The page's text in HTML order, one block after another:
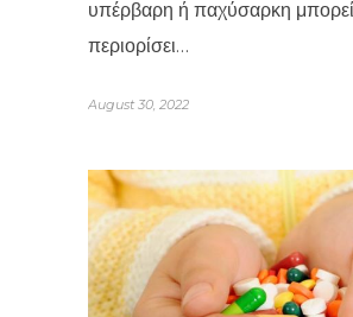
υπέρβαρη ή παχύσαρκη
περιορίσει…
August 30, 2022